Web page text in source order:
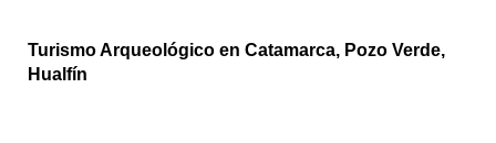
Turismo Arqueológico en Catamarca, Pozo Verde,
Hualfín